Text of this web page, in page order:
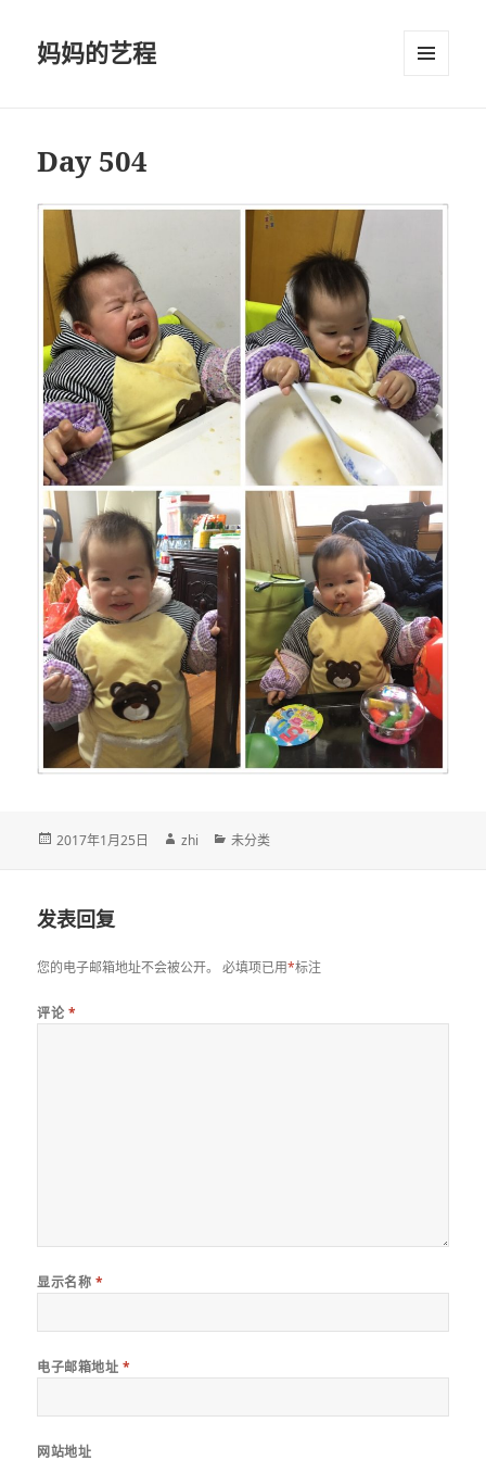
妈妈的艺程
Day 504
发
2017年1月25日
作
zhi
分
未分类
发表回复
您的电子邮箱地址不会被公开。 必填项已用*标注
评论 *
显示名称 *
电子邮箱地址 *
网站地址